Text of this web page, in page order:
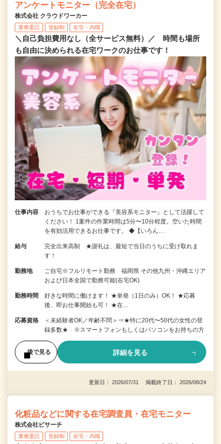
アンケートモニター（完全在宅）
株式会社 クラウドワーカー
業務委託 登録制 在宅・内職
＼自己負担費用なし（全サービス無料）／ 時間も場所
も自由に決められる在宅ワークのお仕事です！
仕事内容
おうちでお仕事ができる『美容系モニター』として活躍して
ください！ 1案件の作業時間は5分〜10分程度。空いた時間
を有効活用できるお仕事です。 ◆【いろん…
給与
完全出来高制 ★謝礼は、最短で当日のうちに受け取れま
す！
勤務地
ご自宅※フルリモート勤務 福岡県 その他九州・沖縄エリア
および日本全国で勤務可能(在宅OK)
勤務時間
好きな時間に働けます！ ★単発（1日のみ）OK！ ★応募
後、即お仕事開始も可！ ★在…
応募資格
＜未経験者OK／年齢不問＞⇒★特に20代〜50代の女性の登
録多数★ ※スマートフォンもしくはパソコンをお持ちの方
後で見る 詳細を見る
更新日： 2026/07/31 掲載終了日： 2026/08/24
化粧品などに関する在宅調査員・在宅モニター
株式会社ビサーチ
業務委託 登録制 在宅・内職